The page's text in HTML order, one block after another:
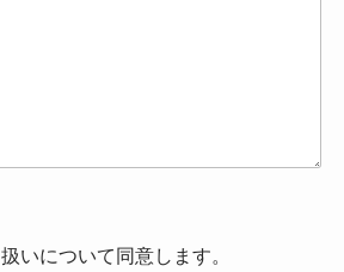
いについて同意します。